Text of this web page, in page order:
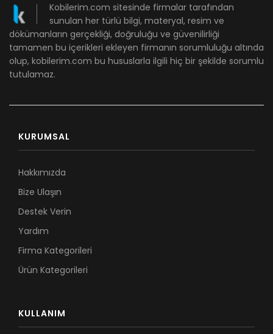
Kobilerim.com sitesinde firmalar tarafından
sunulan her türlü bilgi, materyal, resim ve
dökümanların gerçekliği, doğruluğu ve güvenilirliği
tamamen bu içerikleri ekleyen firmanın sorumluluğu altında
olup, kobilerim.com bu hususlarla ilgili hiç bir şekilde sorumlu
tutulamaz.
KURUMSAL
Hakkımızda
Bize Ulaşın
Destek Verin
Yardım
Firma Kategorileri
Ürün Kategorileri
KULLANIM